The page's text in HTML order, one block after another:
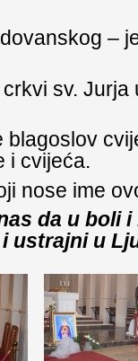
–
sv. Jurja
blagoslov
i cvijeća.
nose ime
da u boli
i ustrajni u